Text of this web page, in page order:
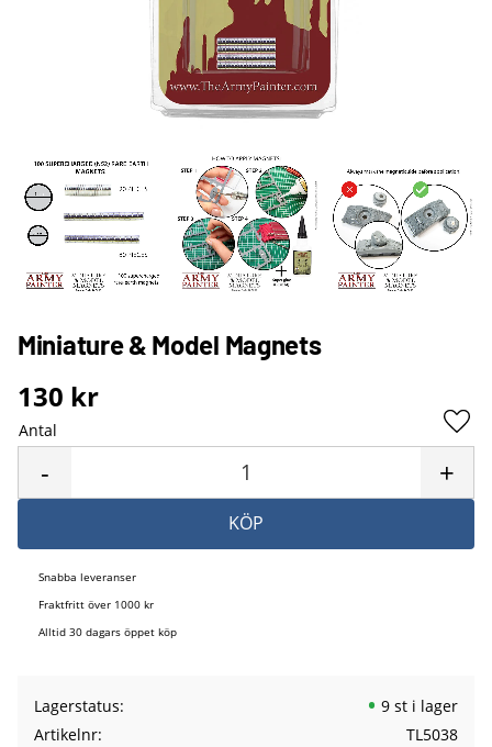
Miniature & Model Magnets
130 kr
Antal
+
-
KÖP
Snabba leveranser
Fraktfritt över 1000 kr
Alltid 30 dagars öppet köp
Lagerstatus
9 st i lager
Artikelnr
TL5038